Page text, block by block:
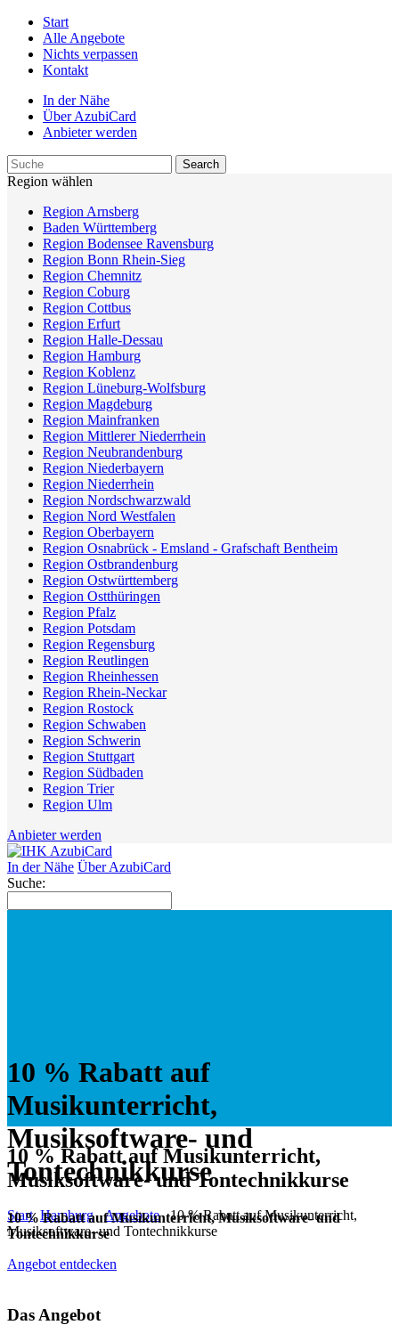
Start
Alle Angebote
Nichts verpassen
Kontakt
In der Nähe
Über AzubiCard
Anbieter werden
Region wählen
Region Arnsberg
Baden Württemberg
Region Bodensee Ravensburg
Region Bonn Rhein-Sieg
Region Chemnitz
Region Coburg
Region Cottbus
Region Erfurt
Region Halle-Dessau
Region Hamburg
Region Koblenz
Region Lüneburg-Wolfsburg
Region Magdeburg
Region Mainfranken
Region Mittlerer Niederrhein
Region Neubrandenburg
Region Niederbayern
Region Niederrhein
Region Nordschwarzwald
Region Nord Westfalen
Region Oberbayern
Region Osnabrück - Emsland - Grafschaft Bentheim
Region Ostbrandenburg
Region Ostwürttemberg
Region Ostthüringen
Region Pfalz
Region Potsdam
Region Regensburg
Region Reutlingen
Region Rheinhessen
Region Rhein-Neckar
Region Rostock
Region Schwaben
Region Schwerin
Region Stuttgart
Region Südbaden
Region Trier
Region Ulm
Anbieter werden
In der Nähe Über AzubiCard
Suche:
10 % Rabatt auf
Musikunterricht,
Musiksoftware- und
Tontechnikkurse
Start Hamburg Angebote
10 % Rabatt auf Musikunterricht,
Musiksoftware- und Tontechnikkurse
10 % Rabatt auf Musikunterricht,
Musiksoftware- und Tontechnikkurse
10 % Rabatt auf Musikunterricht, Musiksoftware- und
Tontechnikkurse
Angebot entdecken
Das Angebot